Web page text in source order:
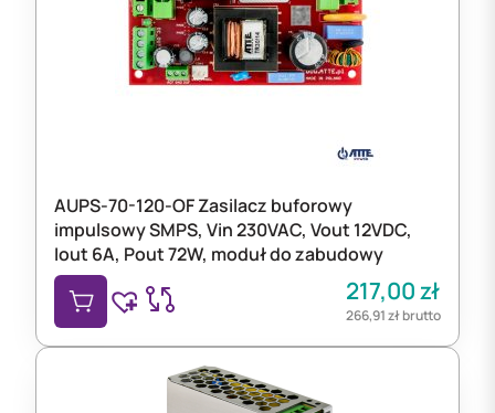
AUPS-70-120-OF Zasilacz buforowy
impulsowy SMPS, Vin 230VAC, Vout 12VDC,
Iout 6A, Pout 72W, moduł do zabudowy
217,00zł
266,91złbrutto